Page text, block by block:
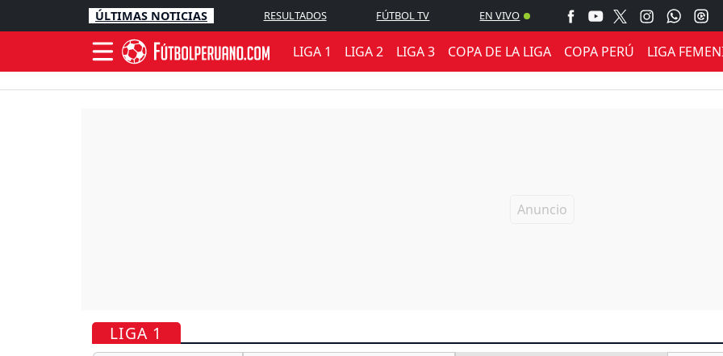
ÚLTIMAS NOTICIAS RESULTADOS FÚTBOL TV EN VIVO
LIGA 1 LIGA 2 LIGA 3 COPA DE LA LIGA COPA PERÚ LIGA
LIGA 1